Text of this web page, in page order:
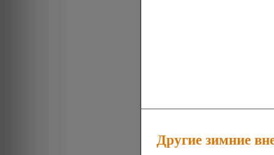
Другие зимние